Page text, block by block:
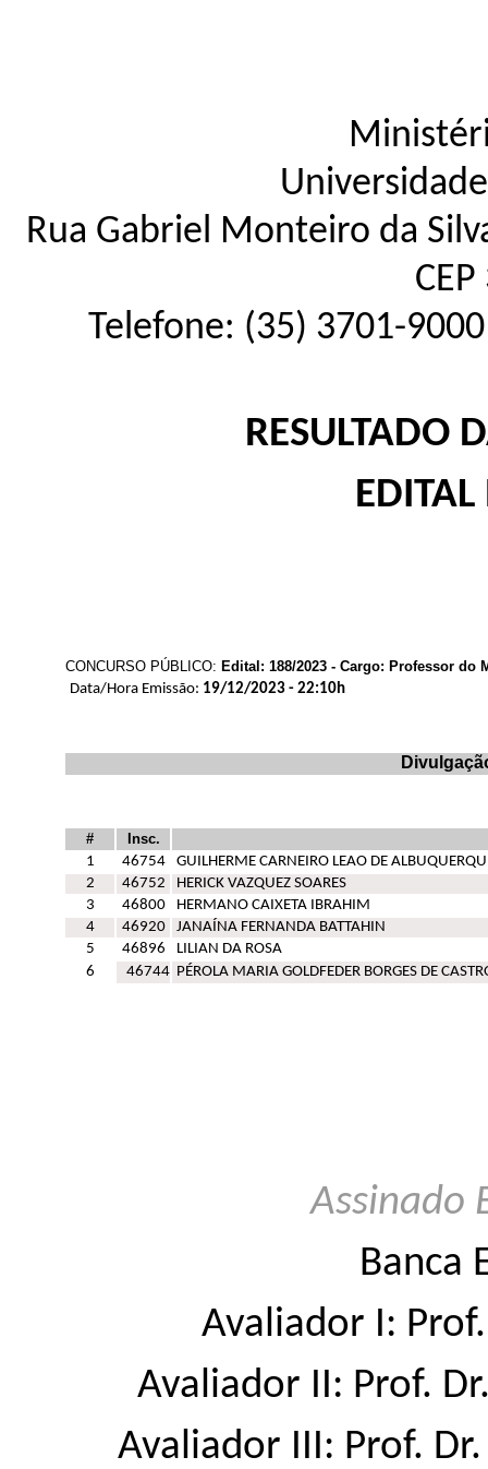
Rua Gabriel Monteiro da
Telefone: (35) 3701-
RESULTADO
CONCURSO PÚBLICO: Edital: 188/2023 - Cargo: Professor do
Data/Hora Emissão: 19/12/2023 - 22:10h
#
Insc.
1
46754
GUILHERME CARNEIRO LEAO DE
2
46752
HERICK VAZQUEZ SOARES
3
46800
HERMANO CAIXETA IBRAHIM
4
46920
JANAÍNA FERNANDA BATTAHIN
5
46896
LILIAN DA ROSA
6
46744 PÉROLA MARIA GOLDFEDER BORGES DE
Assinado
Banca
Avaliador I:
Avaliador II: Prof.
Avaliador III: Prof.